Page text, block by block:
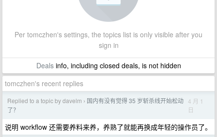
Per tomczhen's settings, the topics list is only visible after you
sign in
Dealsinfo, including closed deals, is not hidden
tomczhen's recent replies
Replied to a topic by davelm › 国内有没有觉得 35 岁斩杀线开始松动
了？
4 月 1
日
说明 workflow 还需要养料来养，养熟了就能再换成年轻的操作员了。